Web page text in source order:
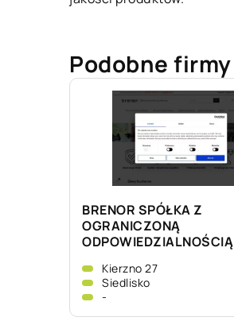
Podobne firmy
BRENOR SPÓŁKA Z
OGRANICZONĄ
ODPOWIEDZIALNOŚCIĄ
Kierzno 27
Siedlisko
-